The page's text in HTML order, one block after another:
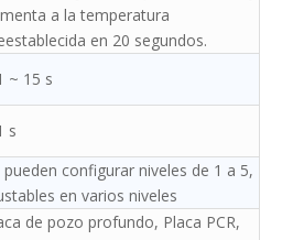
a la temperatura
en 20 segundos.
~ 15 s
s
pueden configurar niveles de 1 a 5,
en varios niveles
de pozo profundo, Placa PCR,